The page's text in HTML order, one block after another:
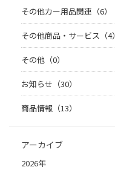
その他カー用品関連（6）
その他商品・サービス（4）
その他（0）
お知らせ（30）
商品情報（13）
アーカイブ
2026年